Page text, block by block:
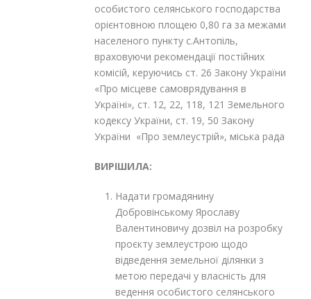
особистого селянського господарства
орієнтовною площею 0,80 га за межами
населеного пункту с.Антопіль,
враховуючи рекомендації постійних
комісій, керуючись ст. 26 Закону України
«Про місцеве самоврядування в
Україні», ст. 12, 22, 118, 121 Земельного
кодексу України, ст. 19, 50 Закону
України «Про землеустрій», міська рада
ВИРІШИЛА:
Надати громадянину
Добровінському Ярославу
Валентиновичу дозвіл на розробку
проєкту землеустрою щодо
відведення земельної ділянки з
метою передачі у власність для
ведення особистого селянського